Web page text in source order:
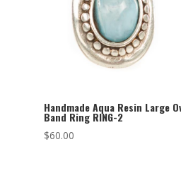
Handmade Aqua Resin Large
Band Ring RING-2
$60.00